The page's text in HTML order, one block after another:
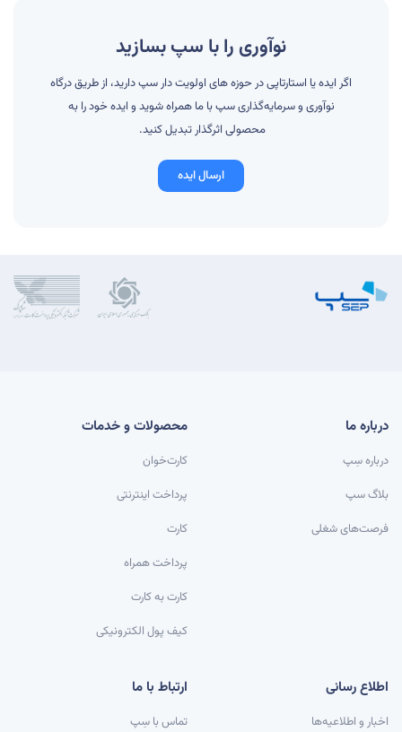
نوآوری را با سپ بسازید
اگر ایده یا استارتاپی در حوزه های اولویت دار سپ دارید، از طریق درگاه
نوآوری و سرمایه‌گذاری سپ با ما همراه شوید و ایده خود را به
محصولی اثرگذار تبدیل کنید.
ارسال ایده
درباره ما
درباره سِپ
بلاگ سپ
فرصت‌های شغلی
محصولات و خدمات
کارت‌خوان
پرداخت اینترنتی
کارت
پرداخت همراه
کارت به کارت
کیف پول الکترونیکی
اطلاع رسانی
اخبار و اطلاعیه‌ها
ارتباط با ما
تماس با سِپ